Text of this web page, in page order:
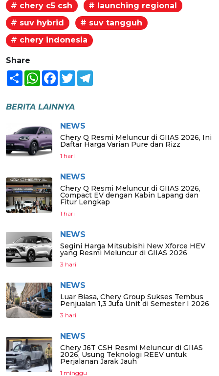
# chery c5 csh
# launching regional
# suv hybrid
# suv tangguh
# chery indonesia
Share
Share WhatsAppFacebook
Twitter
BERITA LAINNYA
NEWS
Chery Q Resmi Meluncur di GIIAS 2026, Ini
Daftar Harga Varian Pure dan Rizz
1 hari
NEWS
Chery Q Resmi Meluncur di GIIAS 2026,
Compact EV dengan Kabin Lapang dan
Fitur Lengkap
1 hari
NEWS
Segini Harga Mitsubishi New Xforce HEV
yang Resmi Meluncur di GIIAS 2026
3 hari
NEWS
Luar Biasa, Chery Group Sukses Tembus
Penjualan 1,3 Juta Unit di Semester I 2026
3 hari
NEWS
Chery J6T CSH Resmi Meluncur di GIIAS
2026, Usung Teknologi REEV untuk
Perjalanan Jarak Jauh
1 minggu